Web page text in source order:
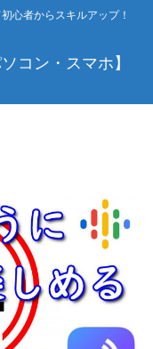
心者からスキルアップ！
コン・スマホ】